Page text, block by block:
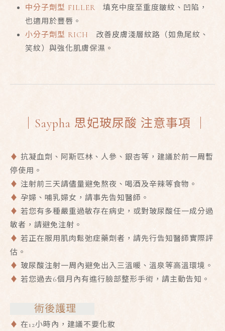
中分子劑型 FILLER
填充中度至重度皺紋、凹陷，
也適用於豐唇。
小分子劑型 RICH 改善皮膚淺層紋路（如魚尾紋、
笑紋）與強化肌膚保濕。
Saypha 思妃玻尿酸 注意事項 ｜
♦ 抗凝血劑、阿斯匹林、人參、銀杏等，建議於前一周暫
停使用。
♦ 注射前三天請儘量避免熬夜、喝酒及辛辣等食物。
♦ 孕婦、哺乳婦女，請事先告知醫師。
♦ 若您有多種嚴重過敏存在病史，或對玻尿酸任一成分過
敏者，請避免注射。
♦ 若正在服用肌肉鬆弛症藥劑者，請先行告知醫師實際評
估。
♦ 玻尿酸注射一周內避免出入三溫暖、溫泉等高溫環境。
♦ 若您過去6個月內有進行臉部整形手術，請主動告知。
術後護理
♦ 在12小時內，建議不要化妝